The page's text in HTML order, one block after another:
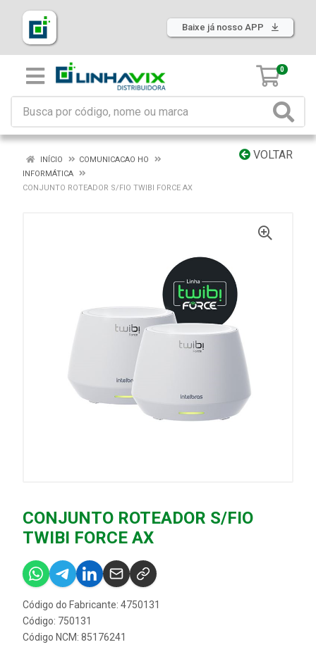
Baixe já nosso APP
0
VOLTAR
INÍCIO
COMUNICACAO HO
INFORMÁTICA
CONJUNTO ROTEADOR S/FIO TWIBI FORCE AX
CONJUNTO ROTEADOR S/FIO
TWIBI FORCE AX
Código do Fabricante: 4750131
Código: 750131
Código NCM: 85176241